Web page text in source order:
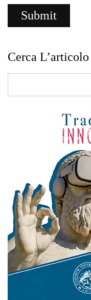
Cerca L’articolo